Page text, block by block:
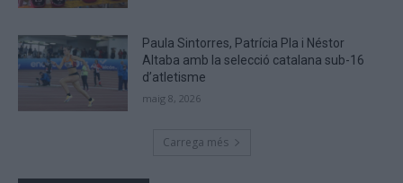
Paula Sintorres, Patrícia Pla i Néstor
Altaba amb la selecció catalana sub-16
d’atletisme
maig 8, 2026
Carrega més